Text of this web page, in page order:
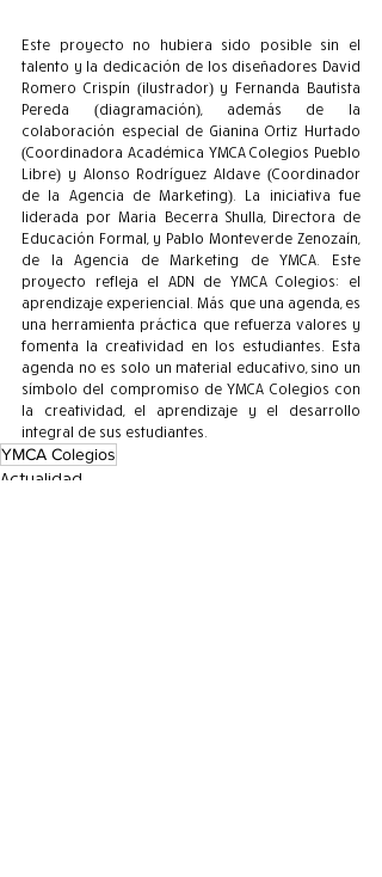
Este proyecto no hubiera sido posible sin el
talento y la dedicación de los diseñadores David
Romero Crispín (ilustrador) y Fernanda Bautista
Pereda (diagramación), además de la
colaboración especial de Gianina Ortiz Hurtado
(Coordinadora Académica YMCA Colegios Pueblo
Libre) y Alonso Rodríguez Aldave (Coordinador
de la Agencia de Marketing). La iniciativa fue
liderada por Maria Becerra Shulla, Directora de
Educación Formal, y Pablo Monteverde Zenozaín,
de la Agencia de Marketing de YMCA. Este
proyecto refleja el ADN de YMCA Colegios: el
aprendizaje experiencial. Más que una agenda, es
una herramienta práctica que refuerza valores y
fomenta la creatividad en los estudiantes. Esta
agenda no es solo un material educativo, sino un
símbolo del compromiso de YMCA Colegios con
la creatividad, el aprendizaje y el desarrollo
integral de sus estudiantes.
YMCA Colegios
Actualidad